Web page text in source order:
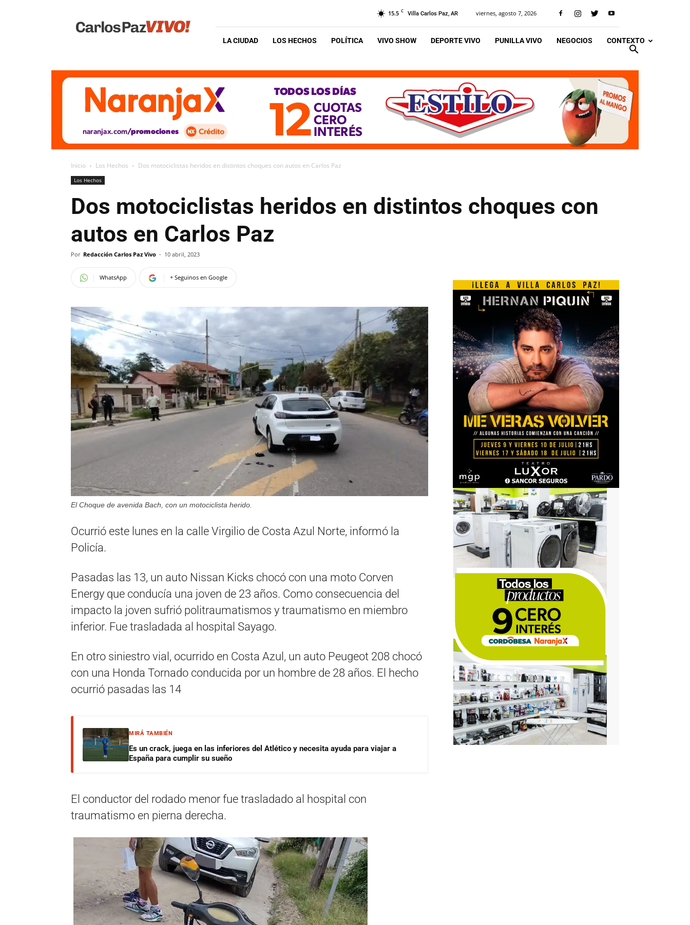
Vivo
15.5 C Villa Carlos Paz, AR viernes, agosto 7, 2026
LA CIUDAD LOS HECHOS POLÍTICA VIVO SHOW DEPORTE VIVO PUNILLA VIVO NEGOCIOS CONTEXTO
Inicio Los Hechos Dos motociclistas heridos en distintos choques con autos en Carlos Paz
Los Hechos
Dos motociclistas heridos en distintos choques con
autos en Carlos Paz
Por Redacción Carlos Paz Vivo - 10 abril, 2023
WhatsApp + Seguinos en Google
El Choque de avenida Bach, con un motociclista herido.
Ocurrió este lunes en la calle Virgilio de Costa Azul Norte, informó la
Policía.
Pasadas las 13, un auto Nissan Kicks chocó con una moto Corven
Energy que conducía una joven de 23 años. Como consecuencia del
impacto la joven sufrió politraumatismos y traumatismo en miembro
inferior. Fue trasladada al hospital Sayago.
En otro siniestro vial, ocurrido en Costa Azul, un auto Peugeot 208 chocó
con una Honda Tornado conducida por un hombre de 28 años. El hecho
ocurrió pasadas las 14
MIRÁ TAMBIÉN
Es un crack, juega en las inferiores del Atlético y necesita ayuda para viajar a
España para cumplir su sueño
El conductor del rodado menor fue trasladado al hospital con
traumatismo en pierna derecha.